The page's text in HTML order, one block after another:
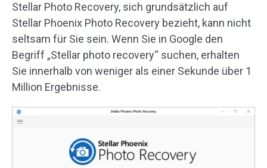
Stellar Photo Recovery, sich grundsätzlich auf
Stellar Phoenix Photo Recovery bezieht, kann nicht
seltsam für Sie sein. Wenn Sie in Google den
Begriff „Stellar photo recovery“ suchen, erhalten
Sie innerhalb von weniger als einer Sekunde über 1
Million Ergebnisse.